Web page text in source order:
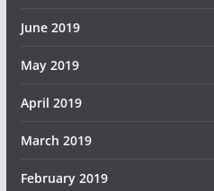
June 2019
May 2019
April 2019
March 2019
February 2019